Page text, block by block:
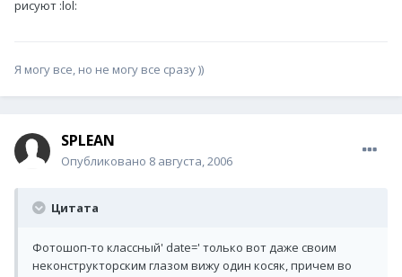
рисуют :lol:
Я могу все, но не могу все сразу ))
SPLEAN
Опубликовано 8 августа, 2006
Цитата
Фотошоп-то классный' date=' только вот даже своим
неконструкторским глазом вижу один косяк, причем во